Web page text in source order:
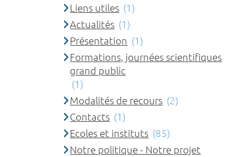
Liens utiles (1)
Actualités (1)
Présentation (1)
Formations, journées scientifiques
grand public
(1)
Modalités de recours (2)
Contacts (1)
Ecoles et instituts (85)
Notre politique - Notre projet